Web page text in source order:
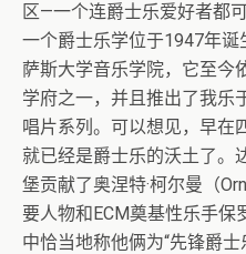
区—一个连爵士乐爱好者都
一个爵士乐学位于1947年诞
萨斯大学音乐学院，它至今
学府之一，并且推出了我乐
唱片系列。可以想见，早在
就已经是爵士乐的沃土了。
堡贡献了奥涅特·柯尔曼（
要人物和ECM奠基性乐手保
中恰当地称他俩为“先锋爵